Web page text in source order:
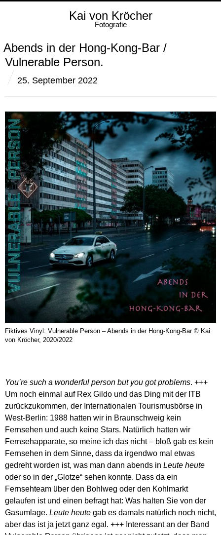
Kai von Kröcher
Fotografie
Abends in der Hong-Kong-Bar /
Vulnerable Person.
25. September 2022
Fiktives Vinyl: Vulnerable Person – Abends in der Hong-Kong-Bar © Kai
von Kröcher, 2020/2022
You’re such a wonderful person but you got problems. +++
Um noch einmal auf Rex Gildo und das Ding mit der ITB
zurückzukommen, der Internationalen Tourismusbörse in
West-Berlin: 1988 hatten wir in Braunschweig kein
Fernsehen und auch keine Stars. Natürlich hatten wir
Fernsehapparate, so meine ich das nicht – bloß gab es kein
Fernsehen in dem Sinne, dass da irgendwo mal etwas
gedreht worden ist, was man dann abends in Leute heute
oder so in der „Glotze“ sehen konnte. Dass da ein
Fernsehteam über den Bohlweg oder den Kohlmarkt
gelaufen ist und einen befragt hat: Was halten Sie von der
Gasumlage. Leute heute gab es damals natürlich noch nicht,
aber das ist ja jetzt ganz egal. +++ Interessant an der Band